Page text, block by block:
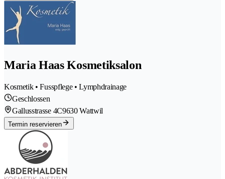
Maria Haas Kosmetiksalon
Kosmetik • Fusspflege • Lymphdrainage
Geschlossen
Gallusstrasse 4C9630 Wattwil
Termin reservieren